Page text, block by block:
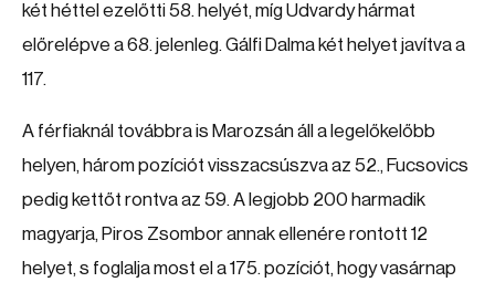
két héttel ezelőtti 58. helyét, míg Udvardy hármat
előrelépve a 68. jelenleg. Gálfi Dalma két helyet javítva a
117.
A férfiaknál továbbra is Marozsán áll a legelőkelőbb
helyen, három pozíciót visszacsúszva az 52., Fucsovics
pedig kettőt rontva az 59. A legjobb 200 harmadik
magyarja, Piros Zsombor annak ellenére rontott 12
helyet, s foglalja most el a 175. pozíciót, hogy vasárnap